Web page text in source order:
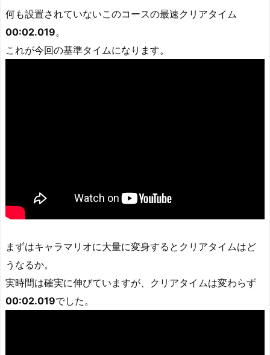
何も設置されていないこのコースの最速クリアタイム
00:02.019。
これが今回の基準タイムになります。
まずはキャラマリオに大量に変身するとクリアタイムはど
うなるか。
実時間は確実に伸びていますが、クリアタイムは変わらず
00:02.019でした。